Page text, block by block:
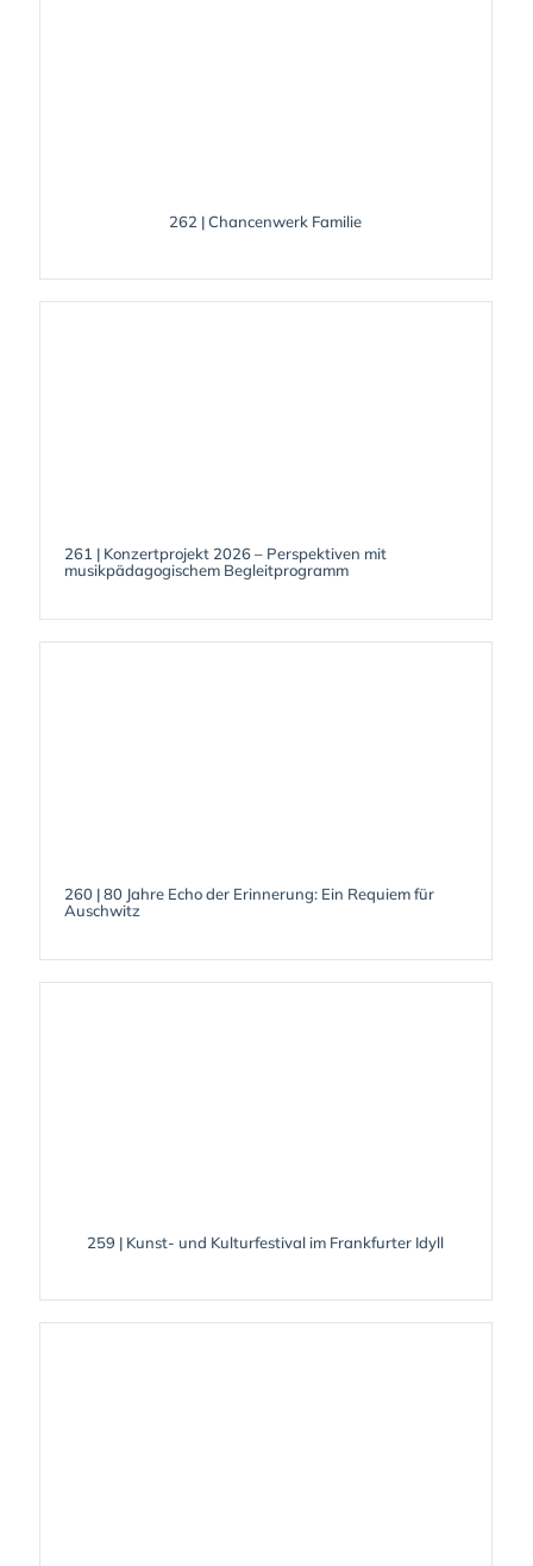
262 | Chancenwerk Familie
261 | Konzertprojekt 2026 – Perspektiven mit
musikpädagogischem Begleitprogramm
260 | 80 Jahre Echo der Erinnerung: Ein Requiem für
Auschwitz
259 | Kunst- und Kulturfestival im Frankfurter Idyll